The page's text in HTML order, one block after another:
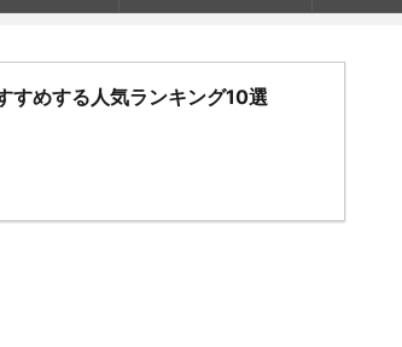
すめする人気ランキング10選